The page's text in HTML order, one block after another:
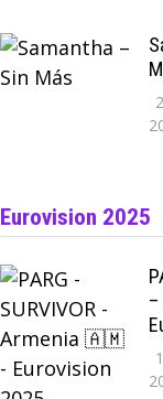
Eurovision 2025
–